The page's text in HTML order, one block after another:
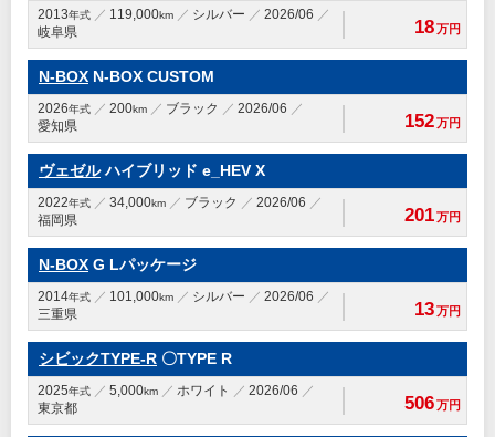
2013年式 119,000km シルバー
2026/06
岐阜県
18万円
N-BOX N-BOX CUSTOM
2026年式 200km ブラック
2026/06
愛知県
152万円
ヴェゼルハイブリッド e_HEV X
2022年式 34,000km ブラック
2026/06
福岡県
201万円
N-BOX G Lパッケージ
2014年式 101,000km シルバー
2026/06
三重県
13万円
シビックTYPE-R 〇TYPE R
2025年式 5,000km ホワイト
2026/06
東京都
506万円